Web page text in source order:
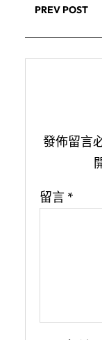
PREV POST
發佈留言
留言 *